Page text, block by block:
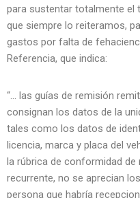
para sustentar totalmente el
que siempre lo reiteramos,
gastos por falta de
Referencia, que indica:
“… las guías de remisión
consignan los datos de la
tales como los datos de
licencia, marca y placa del
la rúbrica de conformidad
recurrente, no se aprecian
persona que habría